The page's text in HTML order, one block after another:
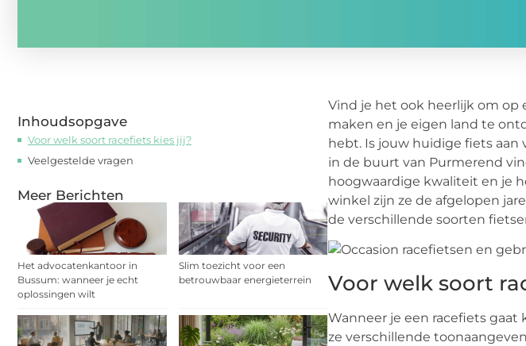
Inhoudsopgave
Voor welk soort racefiets kies jij?
Veelgestelde vragen
Meer Berichten
Het advocatenkantoor in
Bussum: wanneer je echt
oplossingen wilt
Slim toezicht voor een
betrouwbaar energieterrein
Vind je het ook heerlijk om op
maken en je eigen land te
hebt. Is jouw huidige fiets aan
in de buurt van Purmerend
hoogwaardige kwaliteit en je
winkel zijn ze de afgelopen
de verschillende soorten
Voor welk soort
Wanneer je een racefiets
ze verschillende